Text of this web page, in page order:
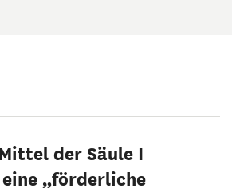
der Säule I
„förderliche